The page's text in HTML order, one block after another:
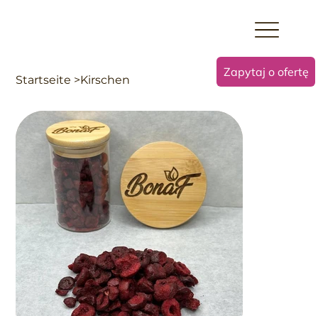
Startseite >Kirschen
Zapytaj o ofertę